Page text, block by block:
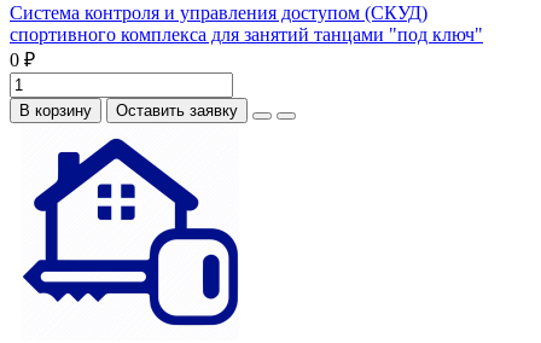
Система контроля и управления доступом (СКУД)
спортивного комплекса для занятий танцами "под ключ"
0 ₽
В корзину Оставить заявку